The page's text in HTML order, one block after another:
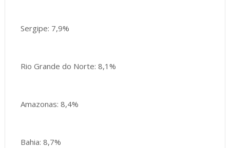
Sergipe: 7,9%
Rio Grande do Norte: 8,1%
Amazonas: 8,4%
Bahia: 8,7%